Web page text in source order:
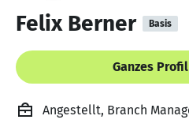
Felix Berner Basis
Ganzes
Angestellt, Branch